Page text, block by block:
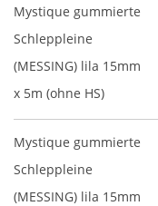
Mystique gummierte
Schleppleine
(MESSING) lila 15mm
x 5m (ohne HS)
Mystique gummierte
Schleppleine
(MESSING) lila 15mm